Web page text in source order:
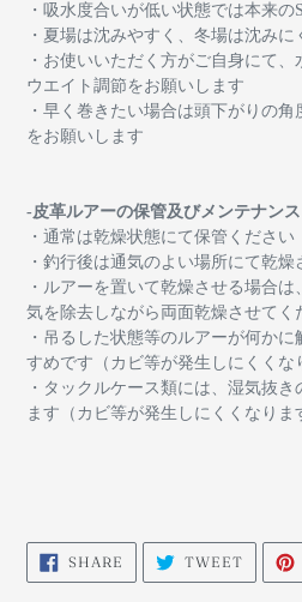
・吸水度合いが低い状態では本来
・夏場は沈みやすく、冬場は沈みに
・お使いいただく方がご自身にて
ウエイト調節をお願いします
・早く巻きたい場合は頭下がりの
をお願いします
-皮革ルアーの保管及びメンテナン
・通常は乾燥状態にて保管ください
・釣行後は通気のよい場所にて乾燥
・ルアーを置いて乾燥させる場合
気を除去しながら両面乾燥させてく
・吊るした状態等のルアーが何か
すめです（カビ等が発生しにくくな
・タックルケース類には、湿気抜
ます（カビ等が発生しにくくなりま
SHARE SHARE
FACEBOOK
TWEETTWEET